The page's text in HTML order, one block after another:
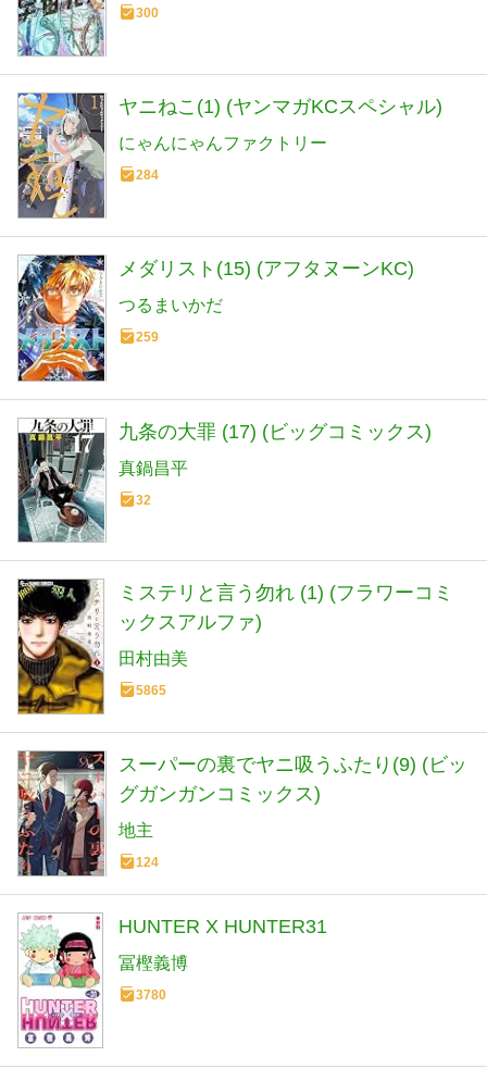
300
ヤニねこ(1) (ヤンマガKCスペシャル)
にゃんにゃんファクトリー
284
メダリスト(15) (アフタヌーンKC)
つるまいかだ
259
九条の大罪 (17) (ビッグコミックス)
真鍋昌平
32
ミステリと言う勿れ (1) (フラワーコミ
ックスアルファ)
田村由美
5865
スーパーの裏でヤニ吸うふたり(9) (ビッ
グガンガンコミックス)
地主
124
HUNTER X HUNTER31
冨樫義博
3780